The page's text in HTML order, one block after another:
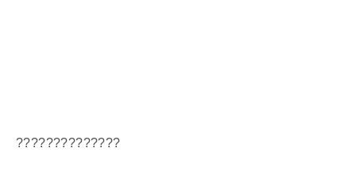
??????????????